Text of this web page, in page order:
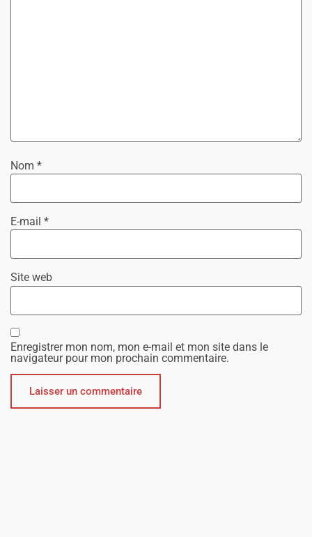
Nom *
E-mail *
Site web
Enregistrer mon nom, mon e-mail et mon site dans le
navigateur pour mon prochain commentaire.